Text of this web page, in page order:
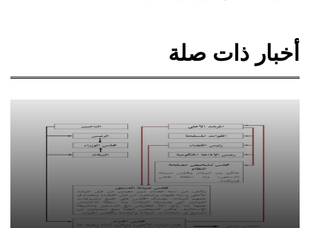
أخبار ذات صلة